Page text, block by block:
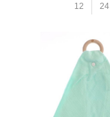
12 24